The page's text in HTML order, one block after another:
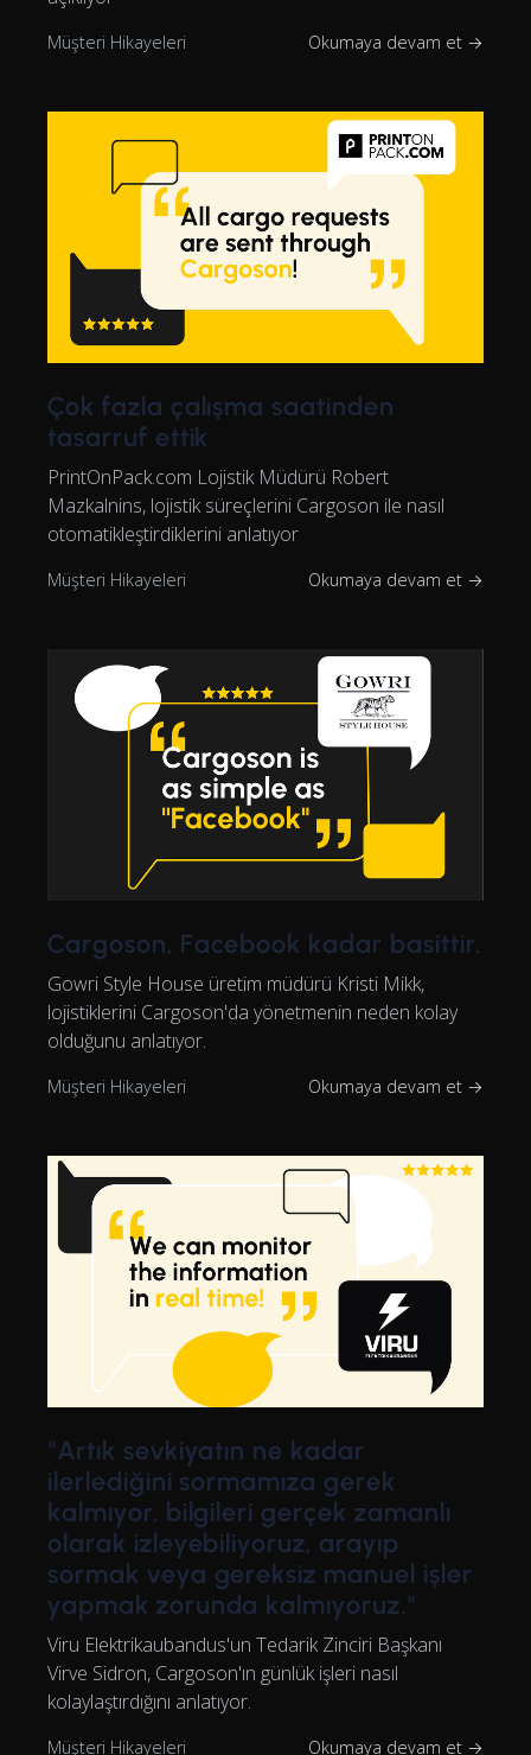
Müşteri Hikayeleri Okumaya devam et →
Çok fazla çalışma saatinden
tasarruf ettik
PrintOnPack.com Lojistik Müdürü Robert
Mazkalnins, lojistik süreçlerini Cargoson ile nasıl
otomatikleştirdiklerini anlatıyor
Müşteri Hikayeleri Okumaya devam et →
Cargoson, Facebook kadar basittir.
Gowri Style House üretim müdürü Kristi Mikk,
lojistiklerini Cargoson'da yönetmenin neden kolay
olduğunu anlatıyor.
Müşteri Hikayeleri Okumaya devam et →
"Artık sevkiyatın ne kadar
ilerlediğini sormamıza gerek
kalmıyor, bilgileri gerçek zamanlı
olarak izleyebiliyoruz, arayıp
sormak veya gereksiz manuel işler
yapmak zorunda kalmıyoruz."
Viru Elektrikaubandus'un Tedarik Zinciri Başkanı
Virve Sidron, Cargoson'ın günlük işleri nasıl
kolaylaştırdığını anlatıyor.
Müşteri Hikayeleri Okumaya devam et →